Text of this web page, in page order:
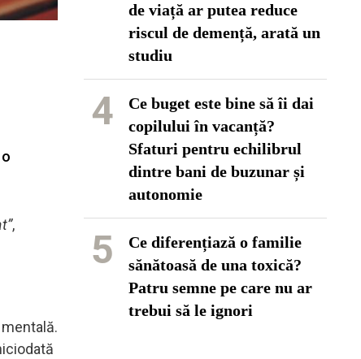
,
de viață ar putea reduce
riscul de demență, arată un
studiu
4
Ce buget este bine să îi dai
copilului în vacanță?
Sfaturi pentru echilibrul
dintre bani de buzunar și
autonomie
5
Ce diferențiază o familie
sănătoasă de una toxică?
Patru semne pe care nu ar
trebui să le ignori